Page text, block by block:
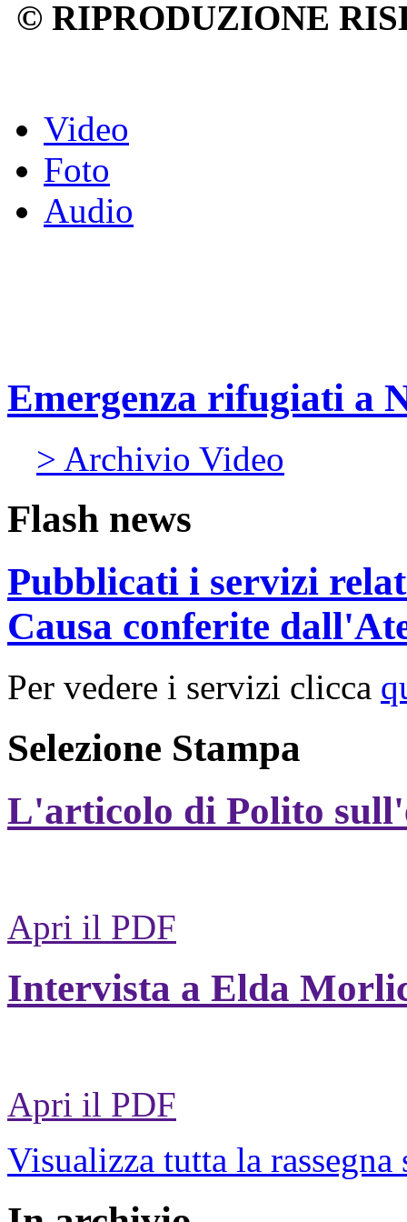
© RIPRODUZIONE
Video
Foto
Audio
Emergenza rifugiati a
> Archivio Video
Flash news
Pubblicati i servizi
Causa conferite
Per vedere i servizi clicca
Selezione Stampa
L'articolo di Polito
Apri il PDF
Intervista a Elda
Apri il PDF
Visualizza tutta la rassegna